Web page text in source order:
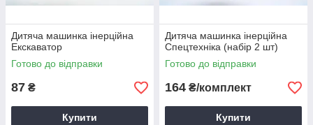
Дитяча машинка інерційна
Екскаватор
Готово до відправки
87 ₴
Купити
Дитяча машинка інерційна
Спецтехніка (набір 2 шт)
Готово до відправки
164 ₴/комплект
Купити